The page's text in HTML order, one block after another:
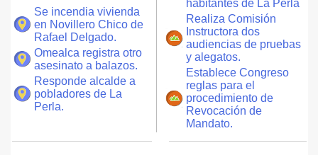
Se incendia vivienda
en Novillero Chico de
Rafael Delgado.
Omealca registra otro
asesinato a balazos.
Responde alcalde a
pobladores de La
Perla.
habitantes de La Perla
Realiza Comisión
Instructora dos
audiencias de pruebas
y alegatos.
Establece Congreso
reglas para el
procedimiento de
Revocación de
Mandato.